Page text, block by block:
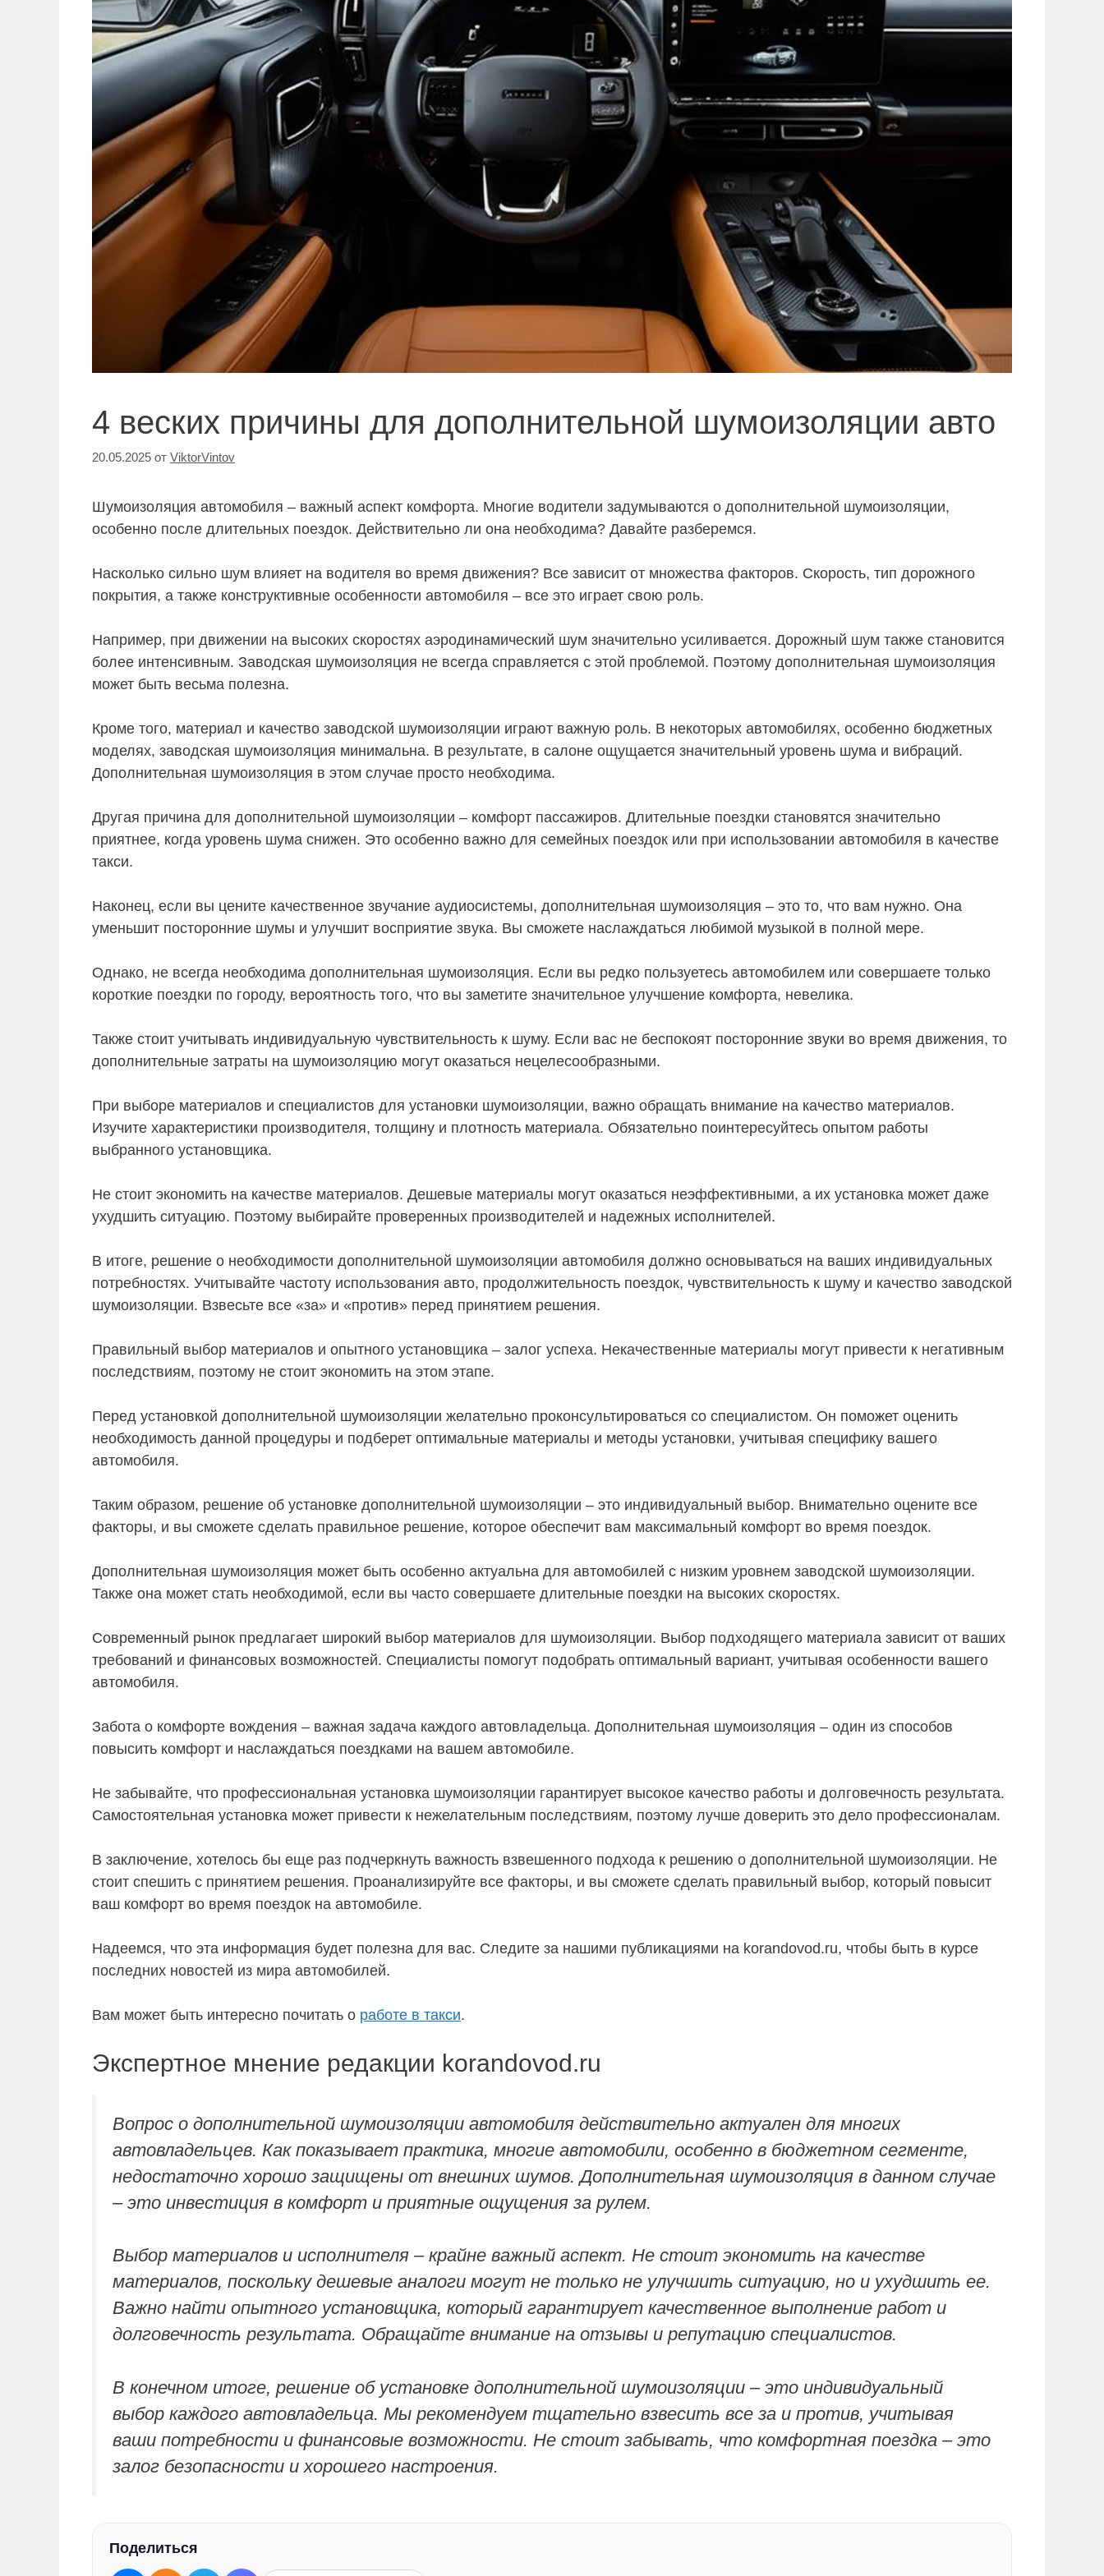
4 веских причины для дополнительной шумоизоляции авто
20.05.2025 от ViktorVintov
Шумоизоляция автомобиля – важный аспект комфорта. Многие водители задумываются о дополнительной шумоизоляции,
особенно после длительных поездок. Действительно ли она необходима? Давайте разберемся.
Насколько сильно шум влияет на водителя во время движения? Все зависит от множества факторов. Скорость, тип дорожного
покрытия, а также конструктивные особенности автомобиля – все это играет свою роль.
Например, при движении на высоких скоростях аэродинамический шум значительно усиливается. Дорожный шум также становится
более интенсивным. Заводская шумоизоляция не всегда справляется с этой проблемой. Поэтому дополнительная шумоизоляция
может быть весьма полезна.
Кроме того, материал и качество заводской шумоизоляции играют важную роль. В некоторых автомобилях, особенно бюджетных
моделях, заводская шумоизоляция минимальна. В результате, в салоне ощущается значительный уровень шума и вибраций.
Дополнительная шумоизоляция в этом случае просто необходима.
Другая причина для дополнительной шумоизоляции – комфорт пассажиров. Длительные поездки становятся значительно
приятнее, когда уровень шума снижен. Это особенно важно для семейных поездок или при использовании автомобиля в качестве
такси.
Наконец, если вы цените качественное звучание аудиосистемы, дополнительная шумоизоляция – это то, что вам нужно. Она
уменьшит посторонние шумы и улучшит восприятие звука. Вы сможете наслаждаться любимой музыкой в полной мере.
Однако, не всегда необходима дополнительная шумоизоляция. Если вы редко пользуетесь автомобилем или совершаете только
короткие поездки по городу, вероятность того, что вы заметите значительное улучшение комфорта, невелика.
Также стоит учитывать индивидуальную чувствительность к шуму. Если вас не беспокоят посторонние звуки во время движения, то
дополнительные затраты на шумоизоляцию могут оказаться нецелесообразными.
При выборе материалов и специалистов для установки шумоизоляции, важно обращать внимание на качество материалов.
Изучите характеристики производителя, толщину и плотность материала. Обязательно поинтересуйтесь опытом работы
выбранного установщика.
Не стоит экономить на качестве материалов. Дешевые материалы могут оказаться неэффективными, а их установка может даже
ухудшить ситуацию. Поэтому выбирайте проверенных производителей и надежных исполнителей.
В итоге, решение о необходимости дополнительной шумоизоляции автомобиля должно основываться на ваших индивидуальных
потребностях. Учитывайте частоту использования авто, продолжительность поездок, чувствительность к шуму и качество заводской
шумоизоляции. Взвесьте все «за» и «против» перед принятием решения.
Правильный выбор материалов и опытного установщика – залог успеха. Некачественные материалы могут привести к негативным
последствиям, поэтому не стоит экономить на этом этапе.
Перед установкой дополнительной шумоизоляции желательно проконсультироваться со специалистом. Он поможет оценить
необходимость данной процедуры и подберет оптимальные материалы и методы установки, учитывая специфику вашего
автомобиля.
Таким образом, решение об установке дополнительной шумоизоляции – это индивидуальный выбор. Внимательно оцените все
факторы, и вы сможете сделать правильное решение, которое обеспечит вам максимальный комфорт во время поездок.
Дополнительная шумоизоляция может быть особенно актуальна для автомобилей с низким уровнем заводской шумоизоляции.
Также она может стать необходимой, если вы часто совершаете длительные поездки на высоких скоростях.
Современный рынок предлагает широкий выбор материалов для шумоизоляции. Выбор подходящего материала зависит от ваших
требований и финансовых возможностей. Специалисты помогут подобрать оптимальный вариант, учитывая особенности вашего
автомобиля.
Забота о комфорте вождения – важная задача каждого автовладельца. Дополнительная шумоизоляция – один из способов
повысить комфорт и наслаждаться поездками на вашем автомобиле.
Не забывайте, что профессиональная установка шумоизоляции гарантирует высокое качество работы и долговечность результата.
Самостоятельная установка может привести к нежелательным последствиям, поэтому лучше доверить это дело профессионалам.
В заключение, хотелось бы еще раз подчеркнуть важность взвешенного подхода к решению о дополнительной шумоизоляции. Не
стоит спешить с принятием решения. Проанализируйте все факторы, и вы сможете сделать правильный выбор, который повысит
ваш комфорт во время поездок на автомобиле.
Надеемся, что эта информация будет полезна для вас. Следите за нашими публикациями на korandovod.ru, чтобы быть в курсе
последних новостей из мира автомобилей.
Вам может быть интересно почитать о работе в такси.
Экспертное мнение редакции korandovod.ru
Вопрос о дополнительной шумоизоляции автомобиля действительно актуален для многих
автовладельцев. Как показывает практика, многие автомобили, особенно в бюджетном сегменте,
недостаточно хорошо защищены от внешних шумов. Дополнительная шумоизоляция в данном случае
– это инвестиция в комфорт и приятные ощущения за рулем.
Выбор материалов и исполнителя – крайне важный аспект. Не стоит экономить на качестве
материалов, поскольку дешевые аналоги могут не только не улучшить ситуацию, но и ухудшить ее.
Важно найти опытного установщика, который гарантирует качественное выполнение работ и
долговечность результата. Обращайте внимание на отзывы и репутацию специалистов.
В конечном итоге, решение об установке дополнительной шумоизоляции – это индивидуальный
выбор каждого автовладельца. Мы рекомендуем тщательно взвесить все за и против, учитывая
ваши потребности и финансовые возможности. Не стоит забывать, что комфортная поездка – это
залог безопасности и хорошего настроения.
Поделиться